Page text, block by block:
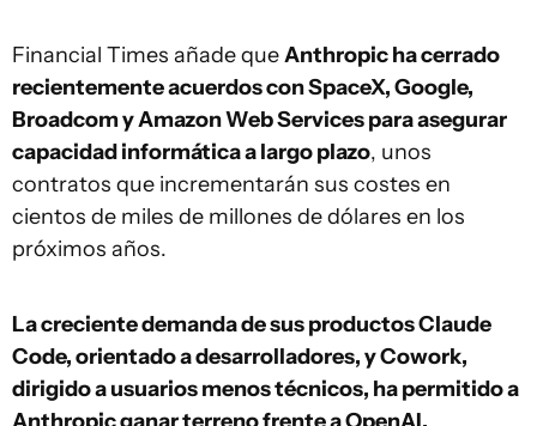
Financial Times añade queAnthropic ha cerrado
recientemente acuerdos con SpaceX, Google,
Broadcom y Amazon Web Services para asegurar
capacidad informática a largo plazo, unos
contratos que incrementarán sus costes en
cientos de miles de millones de dólares en los
próximos años.
La creciente demanda de sus productos Claude
Code, orientado a desarrolladores, y Cowork,
dirigido a usuarios menos técnicos, ha permitido a